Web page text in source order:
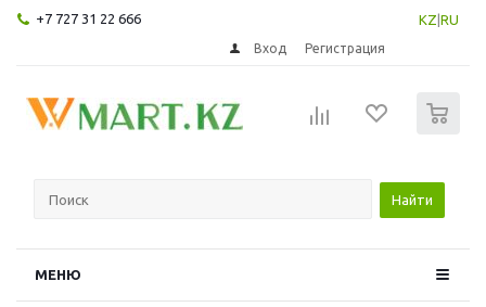
+7 727 31 22 666 KZ RU
Вход Регистрация
Найти
МЕНЮ